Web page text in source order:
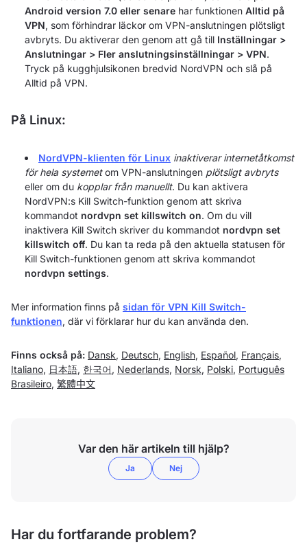
Android version 7.0 eller senare har funktionen Alltid på
VPN, som förhindrar läckor om VPN-anslutningen plötsligt
avbryts. Du aktiverar den genom att gå till Inställningar >
Anslutningar > Fler anslutningsinställningar > VPN.
Tryck på kugghjulsikonen bredvid NordVPN och slå på
Alltid på VPN.
På Linux:
NordVPN-klienten för Linux inaktiverar internetåtkomst
för hela systemetom VPN-anslutningen plötsligt avbryts
eller om du kopplar från manuellt. Du kan aktivera
NordVPN:s Kill Switch-funktion genom att skriva
kommandot nordvpn set killswitch on. Om du vill
inaktivera Kill Switch skriver du kommandot nordvpn set
killswitch off. Du kan ta reda på den aktuella statusen för
Kill Switch-funktionen genom att skriva kommandot
nordvpn settings.
Mer information finns på sidan för VPN Kill Switch-
funktionen, där vi förklarar hur du kan använda den.
Finns också på: Dansk, Deutsch, English, Español, Français,
Italiano, 日本語, 한국어 , Nederlands, Norsk, Polski, Português
Brasileiro, 繁體中文
Var den här artikeln till hjälp?
Ja Nej
Har du fortfarande problem?